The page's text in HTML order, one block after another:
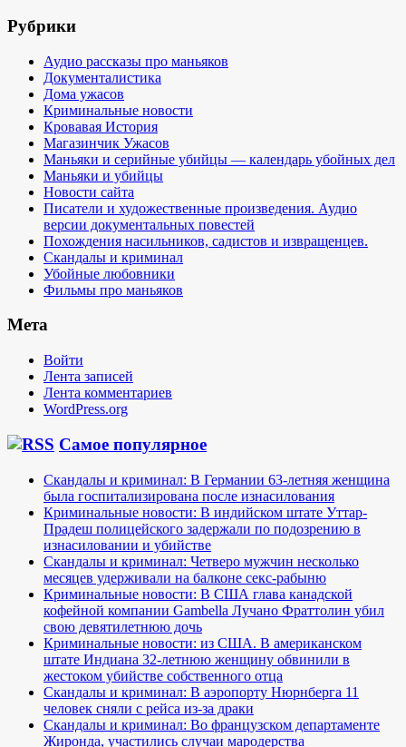
Рубрики
Аудио рассказы про маньяков
Документалистика
Дома ужасов
Криминальные новости
Кровавая История
Магазинчик Ужасов
Маньяки и серийные убийцы — календарь убойных дел
Маньяки и убийцы
Новости сайта
Писатели и художественные произведения. Аудио
версии документальных повестей
Похождения насильников, садистов и извращенцев.
Скандалы и криминал
Убойные любовники
Фильмы про маньяков
Мета
Войти
Лента записей
Лента комментариев
WordPress.org
Самое популярное
Скандалы и криминал: В Германии 63-летняя женщина
была госпитализирована после изнасилования
Криминальные новости: В индийском штате Уттар-
Прадеш полицейского задержали по подозрению в
изнасиловании и убийстве
Скандалы и криминал: Четверо мужчин несколько
месяцев удерживали на балконе секс-рабыню
Криминальные новости: В США глава канадской
кофейной компании Gambella Лучано Фраттолин убил
свою девятилетнюю дочь
Криминальные новости: из США. В американском
штате Индиана 32-летнюю женщину обвинили в
жестоком убийстве собственного отца
Скандалы и криминал: В аэропорту Нюрнберга 11
человек сняли с рейса из-за драки
Скандалы и криминал: Во французском департаменте
Жиронда, участились случаи мародерства